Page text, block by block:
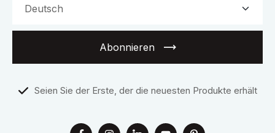
Abonnieren
Seien Sie der Erste, der die neuesten Produkte erhält